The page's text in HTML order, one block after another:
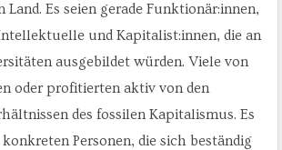
Es seien gerade Funktionär:innen,
und Kapitalist:innen, die an
ausgebildet würden. Viele von
oder profitierten aktiv von den
des fossilen Kapitalismus. Es
Personen, die sich beständig